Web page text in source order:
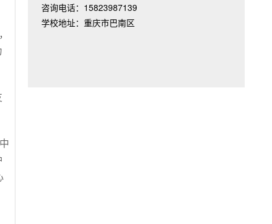
咨询电话：15823987139
学校地址：重庆市巴南区